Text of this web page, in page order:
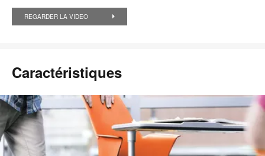
REGARDER LA VIDEO
Caractéristiques